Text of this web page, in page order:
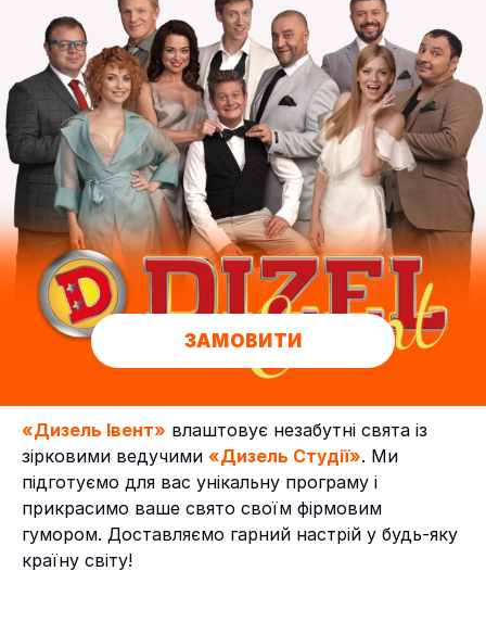
ЗАМОВИТИ
«Дизель Івент» влаштовує незабутні свята із
зірковими ведучими «Дизель Студії». Ми
підготуємо для вас унікальну програму і
прикрасимо ваше свято своїм фірмовим
гумором. Доставляємо гарний настрій у будь-яку
країну світу!